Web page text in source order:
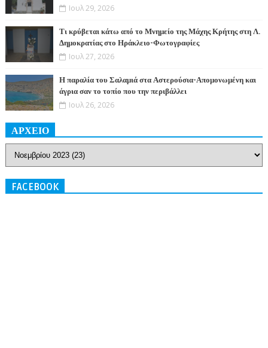
Ιουλ 29, 2026
Τι κρύβεται κάτω από το Μνημείο της Μάχης Κρήτης στη Λ.
Δημοκρατίας στο Ηράκλειο-Φωτογραφίες
Ιουλ 27, 2026
Η παραλία του Σαλαμιά στα Αστερούσια-Απομονωμένη και
άγρια σαν το τοπίο που την περιβάλλει
Ιουλ 26, 2026
ΑΡΧΕΙΟ
FACEBOOK